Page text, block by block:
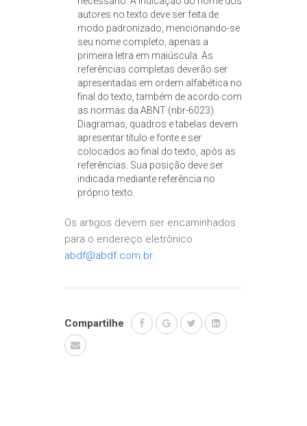
autores no texto deve ser feita de
modo padronizado, mencionando-se
seu nome completo, apenas a
primeira letra em maiúscula. As
referências completas deverão ser
apresentadas em ordem alfabética no
final do texto, também de acordo com
as normas da ABNT (nbr-6023).
Diagramas, quadros e tabelas devem
apresentar título e fonte e ser
colocados ao final do texto, após as
referências. Sua posição deve ser
indicada mediante referência no
próprio texto.
Os artigos devem ser encaminhados
para o endereço eletrônico
abdf@abdf.com.br.
Compartilhe